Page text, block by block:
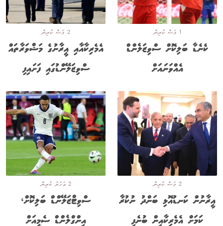
1 މަސް ކުރިން
ކެނެޑާ ބަލިކޮށް ސްވިޒަލެންޑް
އެއްވަނައަށް
2 މަސް ކުރިން
އެމެރިކާއާއި އީރާނުގެ މަޝްވަރާތައް
ސްވިޒަލޭންޑުގައި ފަށައިފި
2 މަސް ކުރިން
އީރާނުން ކަނޑުއޮޅި ބަންދު ނުކުރާ
ކަމަށް އެމެރިކާއިން ބުނެފި
2 އަހަރު ކުރިން
ސްވިޓްޒަލޭންޑް ބަލިކޮށް،
އިންގްލެންޑް ސެމީއަށް